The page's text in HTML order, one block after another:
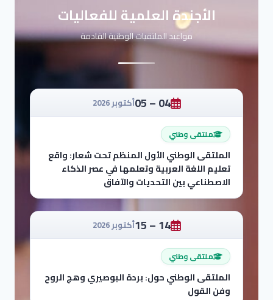
الأجندة العلمية للفعاليات
مواعيد الملتقيات الوطنية القادمة
04 – 05 أكتوبر 2026
ملتقى وطني
الملتقى الوطني الأول المنظم تحت شعار: واقع
تعليم اللغة العربية وتعلمها في عصر الذكاء
الاصطناعي بين التحديات والآفاق
14 – 15 أكتوبر 2026
ملتقى وطني
الملتقى الوطني حول: بردة البوصيري وهج الروح
وفن القول